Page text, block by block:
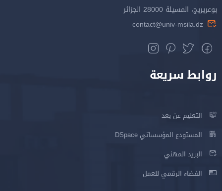
بوعريريج، المسيلة 28000 الجزائر
contact@univ-msila.dz
روابط سريعة
التعليم عن بعد
المستودع المؤسساتي DSpace
البريد المهني
الفضاء الرقمي للعمل